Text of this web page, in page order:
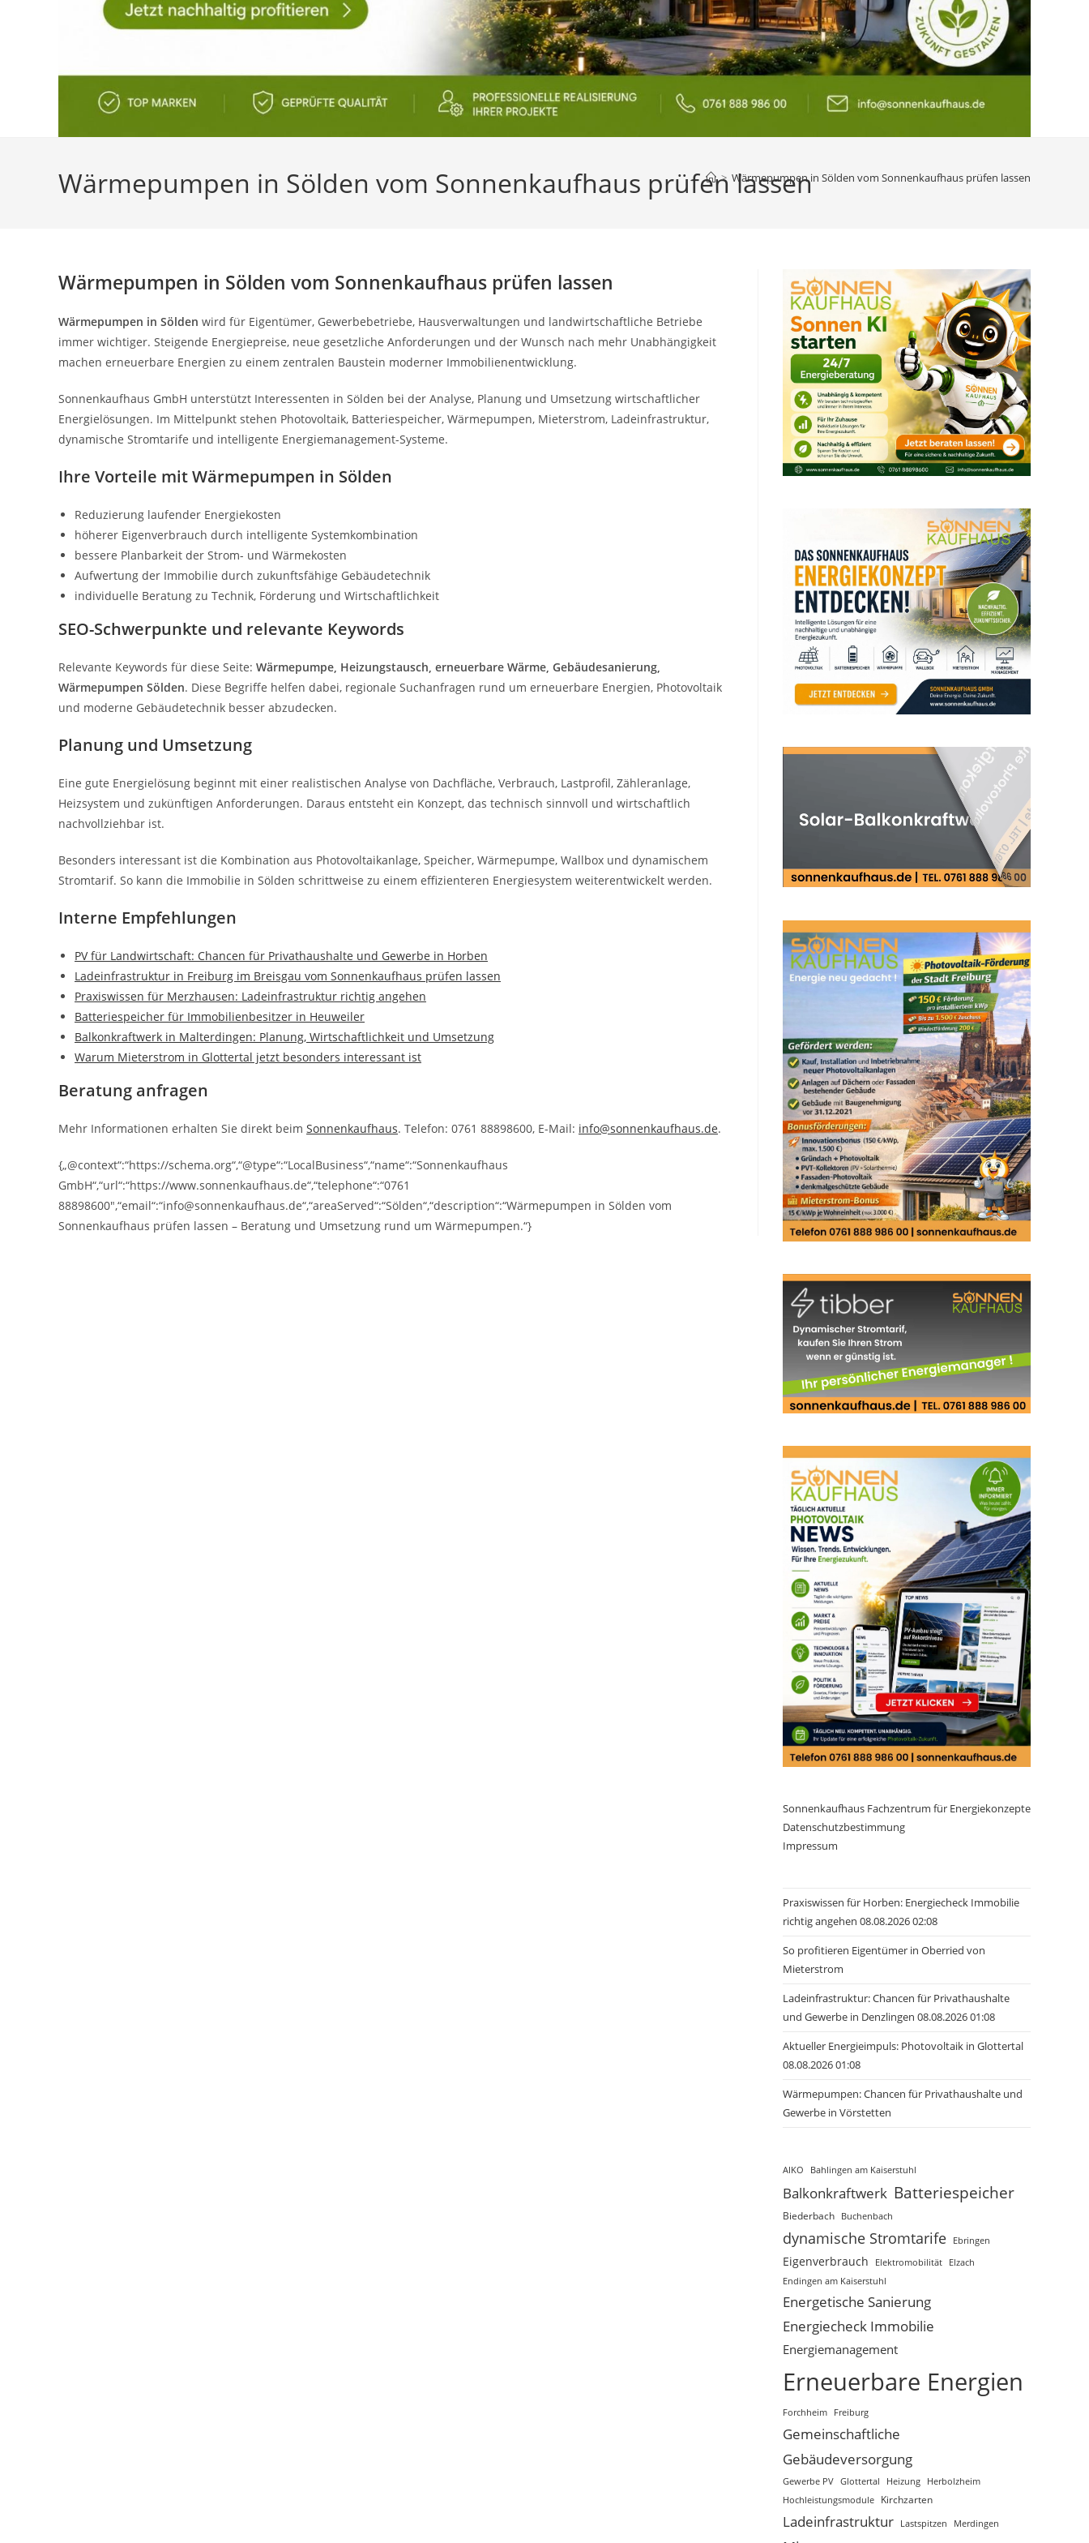
Wärmepumpen in Sölden vom Sonnenkaufhaus prüfen lassen
> Wärmepumpen in Sölden vom Sonnenkaufhaus prüfen lassen
Wärmepumpen in Sölden vom Sonnenkaufhaus prüfen lassen
Wärmepumpen in Sölden wird für Eigentümer, Gewerbebetriebe, Hausverwaltungen und landwirtschaftliche Betriebe
immer wichtiger. Steigende Energiepreise, neue gesetzliche Anforderungen und der Wunsch nach mehr Unabhängigkeit
machen erneuerbare Energien zu einem zentralen Baustein moderner Immobilienentwicklung.
Sonnenkaufhaus GmbH unterstützt Interessenten in Sölden bei der Analyse, Planung und Umsetzung wirtschaftlicher
Energielösungen. Im Mittelpunkt stehen Photovoltaik, Batteriespeicher, Wärmepumpen, Mieterstrom, Ladeinfrastruktur,
dynamische Stromtarife und intelligente Energiemanagement-Systeme.
Ihre Vorteile mit Wärmepumpen in Sölden
Reduzierung laufender Energiekosten
höherer Eigenverbrauch durch intelligente Systemkombination
bessere Planbarkeit der Strom- und Wärmekosten
Aufwertung der Immobilie durch zukunftsfähige Gebäudetechnik
individuelle Beratung zu Technik, Förderung und Wirtschaftlichkeit
SEO-Schwerpunkte und relevante Keywords
Relevante Keywords für diese Seite: Wärmepumpe, Heizungstausch, erneuerbare Wärme, Gebäudesanierung,
Wärmepumpen Sölden. Diese Begriffe helfen dabei, regionale Suchanfragen rund um erneuerbare Energien, Photovoltaik
und moderne Gebäudetechnik besser abzudecken.
Planung und Umsetzung
Eine gute Energielösung beginnt mit einer realistischen Analyse von Dachfläche, Verbrauch, Lastprofil, Zähleranlage,
Heizsystem und zukünftigen Anforderungen. Daraus entsteht ein Konzept, das technisch sinnvoll und wirtschaftlich
nachvollziehbar ist.
Besonders interessant ist die Kombination aus Photovoltaikanlage, Speicher, Wärmepumpe, Wallbox und dynamischem
Stromtarif. So kann die Immobilie in Sölden schrittweise zu einem effizienteren Energiesystem weiterentwickelt werden.
Interne Empfehlungen
PV für Landwirtschaft: Chancen für Privathaushalte und Gewerbe in Horben
Ladeinfrastruktur in Freiburg im Breisgau vom Sonnenkaufhaus prüfen lassen
Praxiswissen für Merzhausen: Ladeinfrastruktur richtig angehen
Batteriespeicher für Immobilienbesitzer in Heuweiler
Balkonkraftwerk in Malterdingen: Planung, Wirtschaftlichkeit und Umsetzung
Warum Mieterstrom in Glottertal jetzt besonders interessant ist
Beratung anfragen
Mehr Informationen erhalten Sie direkt beim Sonnenkaufhaus. Telefon: 0761 88898600, E-Mail: info@sonnenkaufhaus.de.
{„@context“:“https://schema.org“,“@type“:“LocalBusiness“,“name“:“Sonnenkaufhaus
GmbH“,“url“:“https://www.sonnenkaufhaus.de“,“telephone“:“0761
88898600″,“email“:“info@sonnenkaufhaus.de“,“areaServed“:“Sölden“,“description“:“Wärmepumpen in Sölden vom
Sonnenkaufhaus prüfen lassen – Beratung und Umsetzung rund um Wärmepumpen.“}
Sonnenkaufhaus Fachzentrum für Energiekonzepte
Datenschutzbestimmung
Impressum
Praxiswissen für Horben: Energiecheck Immobilie
richtig angehen 08.08.2026 02:08
So profitieren Eigentümer in Oberried von
Mieterstrom
Ladeinfrastruktur: Chancen für Privathaushalte
und Gewerbe in Denzlingen 08.08.2026 01:08
Aktueller Energieimpuls: Photovoltaik in Glottertal
08.08.2026 01:08
Wärmepumpen: Chancen für Privathaushalte und
Gewerbe in Vörstetten
AIKO Bahlingen am Kaiserstuhl
Balkonkraftwerk Batteriespeicher
Biederbach Buchenbach
dynamische Stromtarife Ebringen
Eigenverbrauch Elektromobilität
Elzach
Endingen am Kaiserstuhl
Energetische Sanierung
Energiecheck Immobilie
Energiemanagement
Erneuerbare Energien
Forchheim Freiburg
Gemeinschaftliche
Gebäudeversorgung
Gewerbe PV Glottertal Heizung Herbolzheim
Hochleistungsmodule Kirchzarten
Ladeinfrastruktur Lastspitzen Merdingen